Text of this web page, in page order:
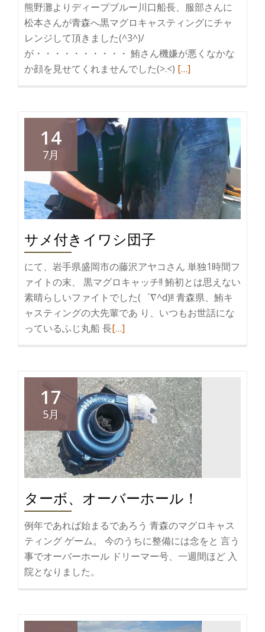
ト！
熊野灘よりディープブルー川口船長、服部さんに
松本さんが青森へ黒マグロキャスティングにチャ
レンジして頂きました(^3^)/
が・・・・・・・・・・ 鮪さん機嫌が悪くなかな
か顔を見せてくれませんでした(>.<) 続
む
三
重
県
[…]
14
7月
サメ付きイワシ団子
にて、岩手県盛岡市の藤沢アヤコさん 単独1時間フ
ァイトの末、 黒マグロキャッチ!! 鮪初とは思えない
素晴らしいファイトでした(゜∇^d)!! 青森県、鮪キ
ャスティングの大先輩であ り、いつもお世話にな
っているふじ丸船 長続
む
サ
メ
付
き
イ
ワ
シ
子
[…]
17
5月
ターボ、オーバーホール！
例年であれば始まるであろう 青森のマグロキャス
ティング ゲーム。 今のうちに整備には念をと 言う
事でオーバーホール ドリーマー号、一週間ほど 入
院となりました。